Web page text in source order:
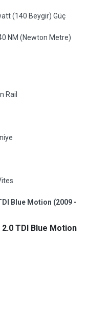
(140 Beygir) Güç
NM (Newton Metre)
Rail
Blue Motion (2009 -
2.0 TDI Blue Motion